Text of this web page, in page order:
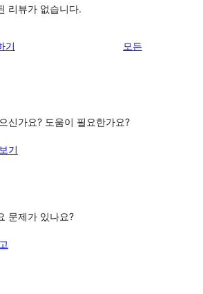
리뷰가 없습니다.
기 모든
신가요? 도움이 필요한가요?
기
문제가 있나요?